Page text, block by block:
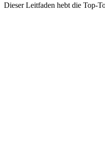
Dieser Leitfaden hebt die Top-